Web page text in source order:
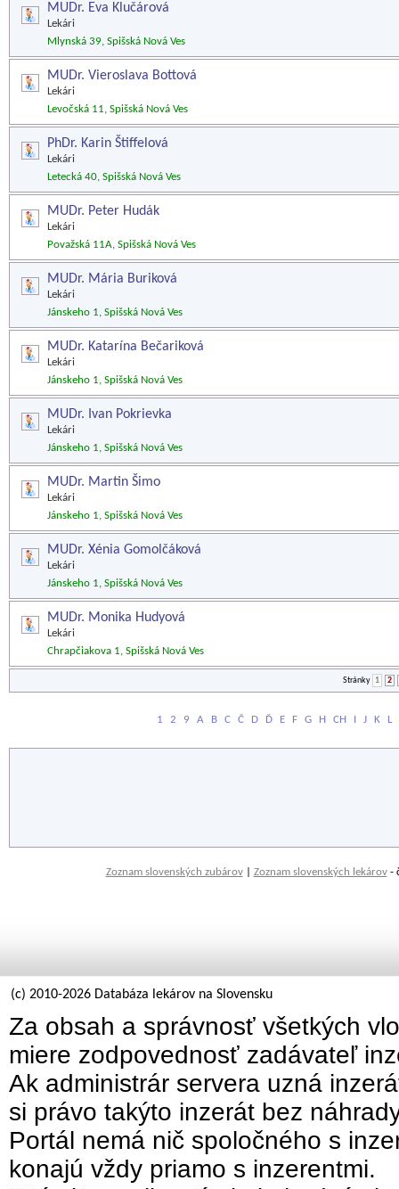
MUDr. Eva Klučárová
Lekári
Mlynská 39, Spišská Nová Ves
MUDr. Vieroslava Bottová
Lekári
Levočská 11, Spišská Nová Ves
PhDr. Karin Štiffelová
Lekári
Letecká 40, Spišská Nová Ves
MUDr. Peter Hudák
Lekári
Považská 11A, Spišská Nová Ves
MUDr. Mária Buriková
Lekári
Jánskeho 1, Spišská Nová Ves
MUDr. Katarína Bečariková
Lekári
Jánskeho 1, Spišská Nová Ves
MUDr. Ivan Pokrievka
Lekári
Jánskeho 1, Spišská Nová Ves
MUDr. Martin Šimo
Lekári
Jánskeho 1, Spišská Nová Ves
MUDr. Xénia Gomolčáková
Lekári
Jánskeho 1, Spišská Nová Ves
MUDr. Monika Hudyová
Lekári
Chrapčiakova 1, Spišská Nová Ves
Stránky 1 2
1 2 9 A B C Č D Ď E F G H CH I J K L
Zoznam slovenských zubárov| Zoznam slovenských lekárov-
(c) 2010-2026 Databáza lekárov na Slovensku
Za obsah a správnosť všetkých
miere zodpovednosť zadávateľ
Ak administrár servera uzná
si právo takýto inzerát bez
Portál nemá nič spoločného s
konajú vždy priamo s inzerentmi.